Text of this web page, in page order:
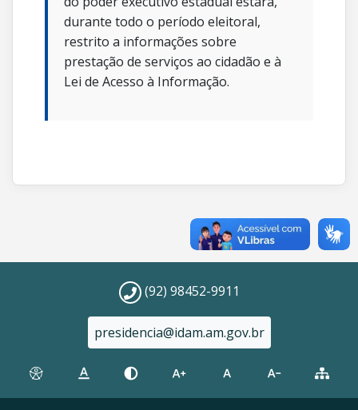
durante todo o período eleitoral,
restrito a informações sobre
prestação de serviços ao cidadão e à
Lei de Acesso à Informação.
(92) 98452-9911
presidencia@idam.am.gov.br